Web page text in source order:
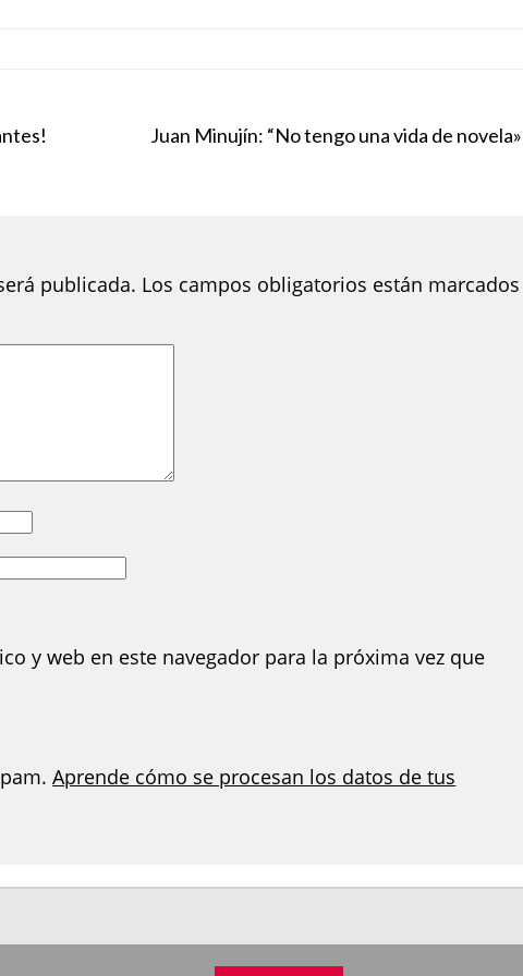
Juan Minujín: “No tengo una vida de novela»
publicada. Los campos obligatorios están
y web en este navegador para la próxima vez que
Aprende cómo se procesan los datos de tus